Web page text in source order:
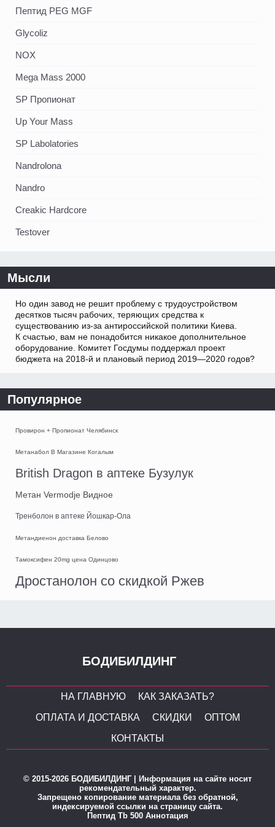
Пептид PEG MGF
Glycoliz
NOX
Mega Mass 2000
SP Пропионат
Up Your Mass
SP Labolatories
Nandrolona
Nandro
Creakic Hardcore
Testover
Мысли
Но один завод не решит проблему с трудоустройством
десятков тысяч рабочих, теряющих средства к
существованию из-за антироссийской политики Киева.
К счастью, вам не понадобится никакое дополнительное
оборудование. Комитет Госдумы поддержал проект
бюджета на 2018-й и плановый период 2019—2020 годов?
Популярное
Провирон + Пропионат Челябинск
Метанабол В Магазине Когалым
British Dragon в аптеке Бузулук
Метан Vermodje Видное
Тренболон в аптеке Йошкар-Ола
Метандиенон доставка Белово
Тамоксифен 20mg цена Одинцово
Дростанолон со скидкой Ржев
БОДИБИЛДИНГ
НА ГЛАВНУЮ
КАК ЗАКАЗАТЬ?
ОПЛАТА И ДОСТАВКА
СКИДКИ
ОПТОМ
КОНТАКТЫ
© 2015-2026 БОДИБИЛДИНГ | Информация на сайте носит
рекомендательный характер.
Запрещено копирование материала без обратной,
индексируемой ссылки на страницу сайта.
Пептид Tb 500 Аннотация